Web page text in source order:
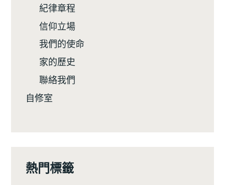
紀律章程
信仰立場
我們的使命
家的歷史
聯絡我們
自修室
熱門標籤